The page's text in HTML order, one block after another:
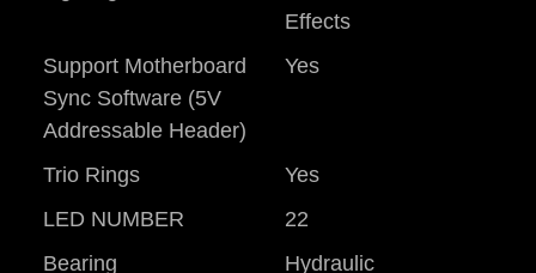
Effects
Support Motherboard
Sync Software (5V
Addressable Header)
Yes
Trio Rings
Yes
LED NUMBER
22
Bearing
Hydraulic